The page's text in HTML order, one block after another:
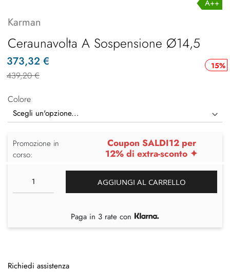
A++
Karman
Ceraunavolta A Sospensione Ø14,5
15%
373,32 €
439,20 €
Colore
Promozione in
corso:
Coupon SALDI12 per
12% di extra-sconto ✦
AGGIUNGI AL CARRELLO
Paga in 3 rate con
Richiedi assistenza